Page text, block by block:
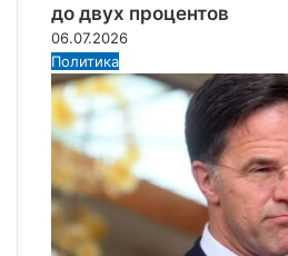
до двух процентов
06.07.2026
Политика